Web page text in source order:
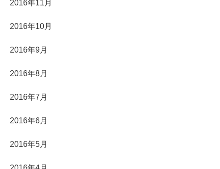
2016年11月
2016年10月
2016年9月
2016年8月
2016年7月
2016年6月
2016年5月